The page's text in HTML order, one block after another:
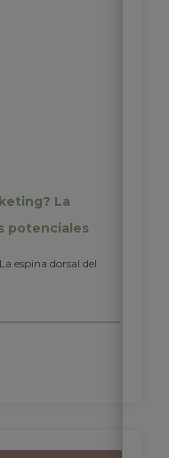
La
potenciales
espina dorsal del